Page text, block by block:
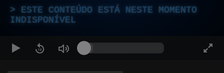
ESTE CONTEÚDO ESTÁ NESTE MOMENTO
INDISPONÍVEL